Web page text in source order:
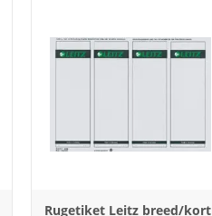
Rugetiket Leitz breed/kort